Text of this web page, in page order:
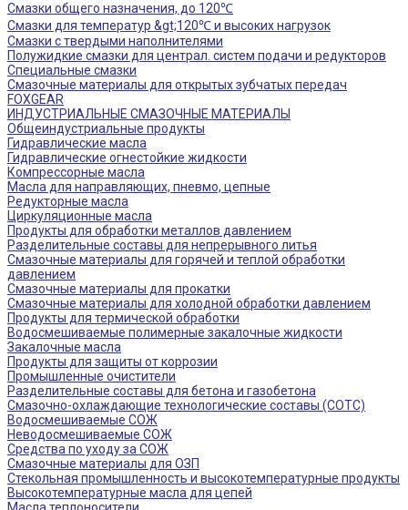
Смазки общего назначения, до 120℃
Смазки для температур &gt;120℃ и высоких нагрузок
Смазки с твердыми наполнителями
Полужидкие смазки для централ. систем подачи и редукторов
Специальные смазки
Смазочные материалы для открытых зубчатых передач
FOXGEAR
ИНДУСТРИАЛЬНЫЕ СМАЗОЧНЫЕ МАТЕРИАЛЫ
Общеиндустриальные продукты
Гидравлические масла
Гидравлические огнестойкие жидкости
Компрессорные масла
Масла для направляющих, пневмо, цепные
Редукторные масла
Циркуляционные масла
Продукты для обработки металлов давлением
Разделительные составы для непрерывного литья
Смазочные материалы для горячей и теплой обработки
давлением
Смазочные материалы для прокатки
Смазочные материалы для холодной обработки давлением
Продукты для термической обработки
Водосмешиваемые полимерные закалочные жидкости
Закалочные масла
Продукты для защиты от коррозии
Промышленные очистители
Разделительные составы для бетона и газобетона
Смазочно-охлаждающие технологические составы (СОТС)
Водосмешиваемые СОЖ
Неводосмешиваемые СОЖ
Средства по уходу за СОЖ
Смазочные материалы для ОЗП
Стекольная промышленность и высокотемпературные продукты
Высокотемпературные масла для цепей